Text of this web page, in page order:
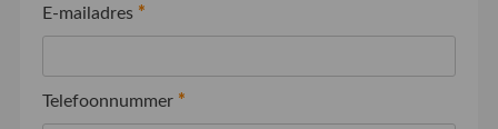
E-mailadres *
Telefoonnummer *